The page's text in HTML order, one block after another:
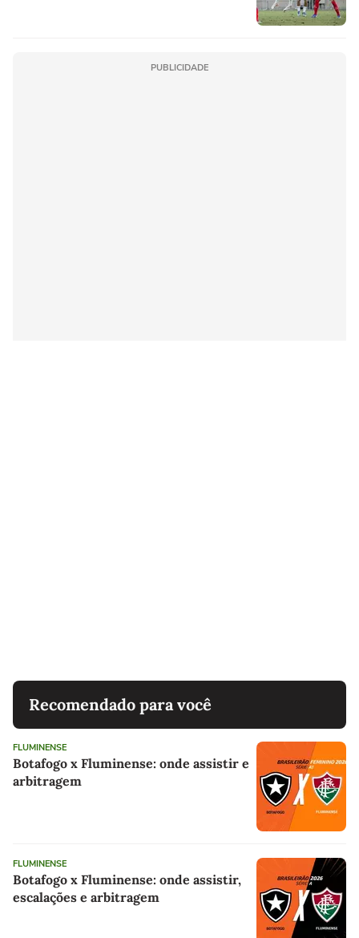
PUBLICIDADE
Recomendado para você
FLUMINENSE
Botafogo x Fluminense: onde assistir e
arbitragem
FLUMINENSE
Botafogo x Fluminense: onde assistir,
escalações e arbitragem